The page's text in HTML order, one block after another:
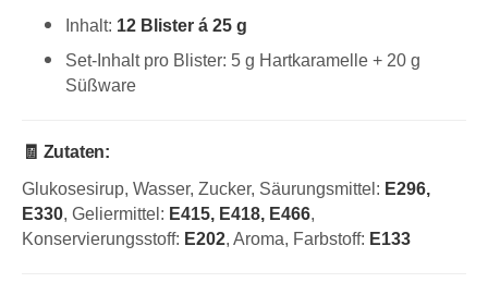
Inhalt: 12 Blister á 25 g
Set-Inhalt pro Blister: 5 g Hartkaramelle + 20 g
Süßware
🧾 Zutaten:
Glukosesirup, Wasser, Zucker, Säurungsmittel: E296,
E330, Geliermittel: E415, E418, E466,
Konservierungsstoff: E202, Aroma, Farbstoff: E133